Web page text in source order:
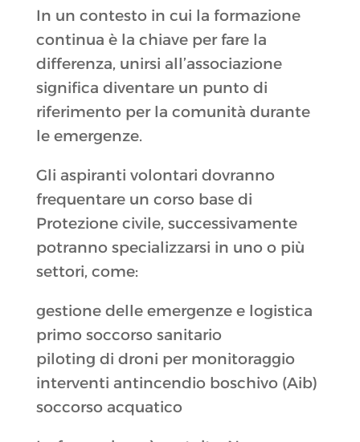
In un contesto in cui la formazione
continua è la chiave per fare la
differenza, unirsi all’associazione
significa diventare un punto di
riferimento per la comunità durante
le emergenze.
Gli aspiranti volontari dovranno
frequentare un corso base di
Protezione civile, successivamente
potranno specializzarsi in uno o più
settori, come:
gestione delle emergenze e logistica
primo soccorso sanitario
piloting di droni per monitoraggio
interventi antincendio boschivo (Aib)
soccorso acquatico